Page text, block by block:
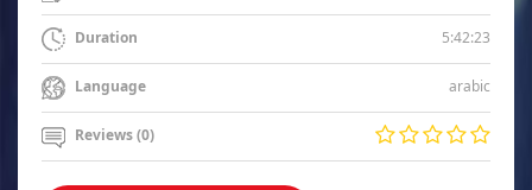
Duration 5:42:23
Language arabic
Reviews (0)